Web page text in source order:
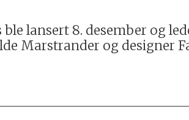
lansert 8. desember og
Marstrander og designer